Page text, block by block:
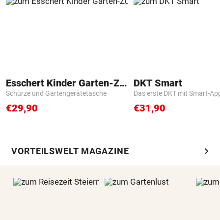
Esschert Kinder Garten-Zubehör
Schürze und Gartengerätetasche
€29,90
DKT Smart
Das erste DKT mit Smart-
€31,90
VORTEILSWELT MAGAZINE chevron_right